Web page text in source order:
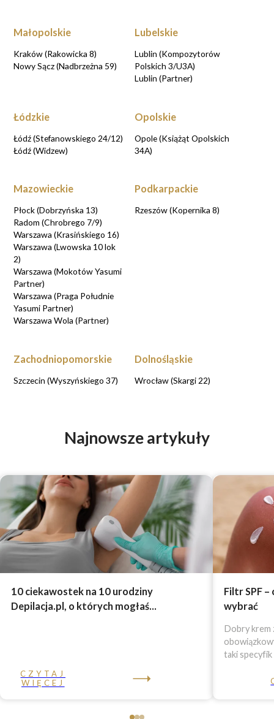
Małopolskie
Kraków (Rakowicka 8)
Nowy Sącz (Nadbrzeżna 59)
Lubelskie
Lublin (Kompozytorów
Polskich 3/U3A)
Lublin (Partner)
Łódzkie
Łódź (Stefanowskiego 24/12)
Łódź (Widzew)
Opolskie
Opole (Książąt Opolskich
34A)
Mazowieckie
Płock (Dobrzyńska 13)
Radom (Chrobrego 7/9)
Warszawa (Krasińskiego 16)
Warszawa (Lwowska 10 lok
2)
Warszawa (Mokotów Yasumi
Partner)
Warszawa (Praga Południe
Yasumi Partner)
Warszawa Wola (Partner)
Podkarpackie
Rzeszów (Kopernika 8)
Zachodniopomorskie
Szczecin (Wyszyńskiego 37)
Dolnośląskie
Wrocław (Skargi 22)
Najnowsze artykuły
10 ciekawostek na 10 urodziny
Depilacja.pl, o których mogłaś...
CZYTAJ
WIĘCEJ
Filtr SPF
wybrać
Dobry krem
taki specyfik